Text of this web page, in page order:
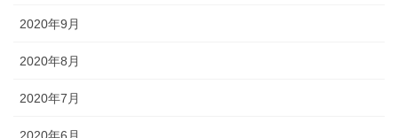
2020年9月
2020年8月
2020年7月